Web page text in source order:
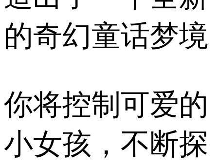
的奇幻童话梦境
你将控制可爱的
小女孩，不断探